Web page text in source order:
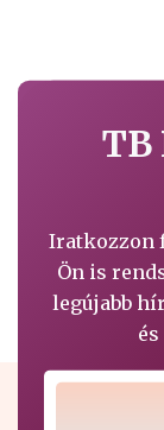
TB
Iratkozzon
Ön is
legújabb